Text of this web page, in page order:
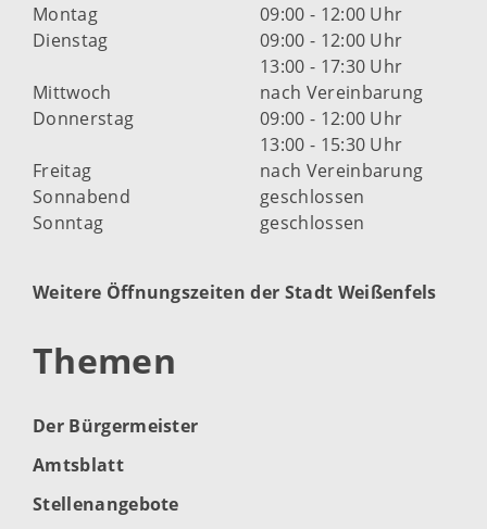
Montag
09:00 - 12:00 Uhr
Dienstag
09:00 - 12:00 Uhr
13:00 - 17:30 Uhr
Mittwoch
nach Vereinbarung
Donnerstag
09:00 - 12:00 Uhr
13:00 - 15:30 Uhr
Freitag
nach Vereinbarung
Sonnabend
geschlossen
Sonntag
geschlossen
Weitere Öffnungszeiten der Stadt Weißenfels
Themen
Der Bürgermeister
Amtsblatt
Stellenangebote